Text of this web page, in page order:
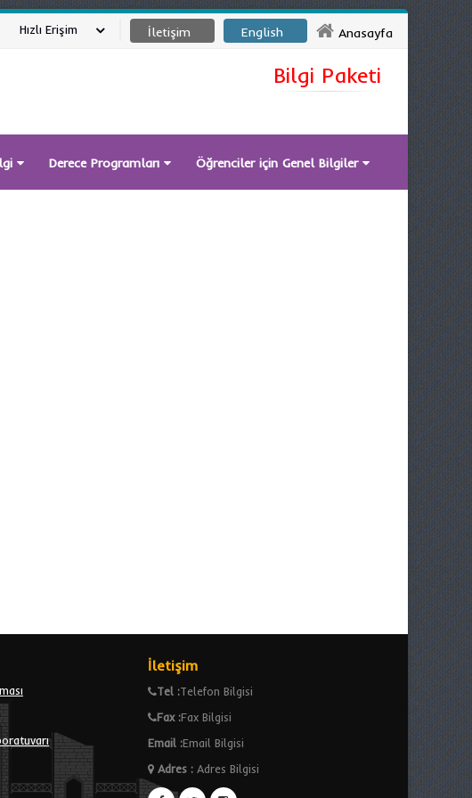
Anasayfa
English
İletişim
Hızlı Erişim
Bilgi Paketi
Derece Programları Öğrenciler için Genel Bilgiler
İletişim
Tel :Telefon Bilgisi
Fax :Fax Bilgisi
Email :Email Bilgisi
Adres:Adres Bilgisi